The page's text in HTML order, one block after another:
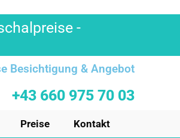
-
Besichtigung & Angebot
+43 660 975 70 03
Preise Kontakt